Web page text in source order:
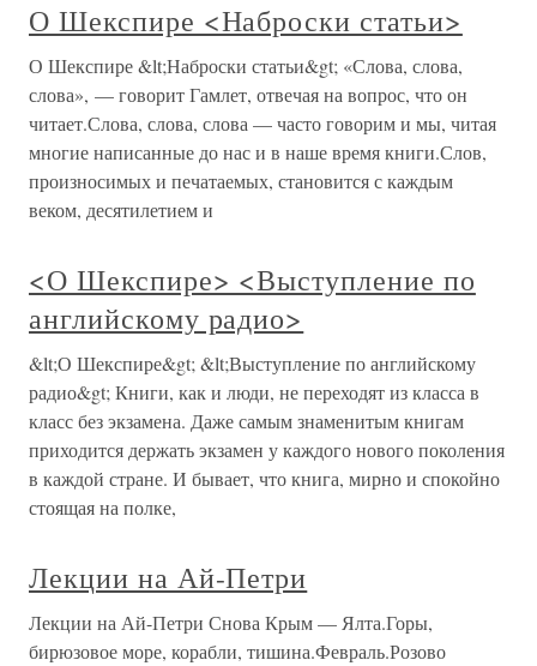
О Шекспире <Наброски статьи>
О Шекспире &lt;Наброски статьи&gt; «Слова, слова,
слова», — говорит Гамлет, отвечая на вопрос, что он
читает.Слова, слова, слова — часто говорим и мы, читая
многие написанные до нас и в наше время книги.Слов,
произносимых и печатаемых, становится с каждым
веком, десятилетием и
<О Шекспире> <Выступление по
английскому радио>
&lt;О Шекспире&gt; &lt;Выступление по английскому
радио&gt; Книги, как и люди, не переходят из класса в
класс без экзамена. Даже самым знаменитым книгам
приходится держать экзамен у каждого нового поколения
в каждой стране. И бывает, что книга, мирно и спокойно
стоящая на полке,
Лекции на Ай-Петри
Лекции на Ай-Петри Снова Крым — Ялта.Горы,
бирюзовое море, корабли, тишина.Февраль.Розово